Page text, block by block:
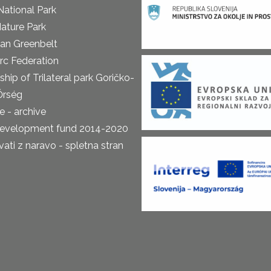
Park
Park
Greenbelt
Federation
of Trilateral park Goričko-
- archive
fund 2014-2020
z naravo - spletna stran